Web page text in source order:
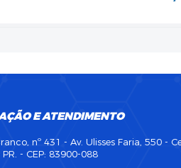
E ATENDIMENTO
nº 431 - Av. Ulisses Faria, 550 -
- CEP: 83900-088